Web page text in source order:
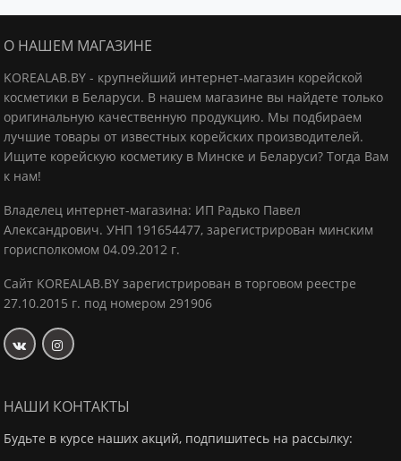
О НАШЕМ МАГАЗИНЕ
KOREALAB.BY - крупнейший интернет-магазин корейской
косметики в Беларуси. В нашем магазине вы найдете только
оригинальную качественную продукцию. Мы подбираем
лучшие товары от известных корейских производителей.
Ищите корейскую косметику в Минске и Беларуси? Тогда Вам
к нам!
Владелец интернет-магазина: ИП Радько Павел
Александрович. УНП 191654477, зарегистрирован минским
горисполкомом 04.09.2012 г.
Сайт KOREALAB.BY зарегистрирован в торговом реестре
27.10.2015 г. под номером 291906
НАШИ КОНТАКТЫ
Будьте в курсе наших акций, подпишитесь на рассылку: